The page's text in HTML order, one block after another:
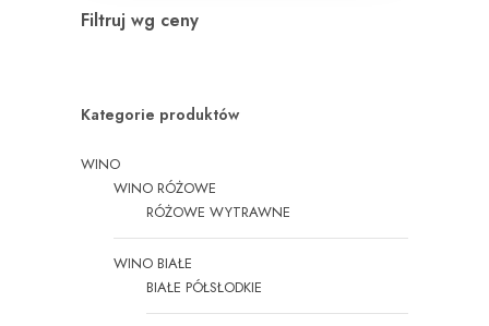
Filtruj wg ceny
Kategorie produktów
WINO
WINO RÓŻOWE
RÓŻOWE WYTRAWNE
WINO BIAŁE
BIAŁE PÓŁSŁODKIE